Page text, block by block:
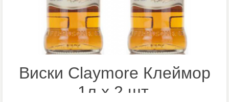
Виски Claymore Клеймор
1л х 2 шт.